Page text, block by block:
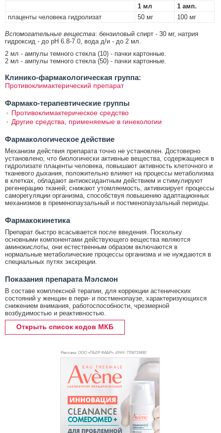
1 мл
1 амп.
плаценты человека гидролизат
50 мг 100 мг
Вспомогательные вещества: бензиловый спирт - 30 мг, натрия
гидроксид - до рН 6.8-7.0, вода д/и - до 2 мл.
2 мл - ампулы темного стекла (10) - пачки картонные.
2 мл - ампулы темного стекла (50) - пачки картонные.
Клинико-фармакологическая группа:
Противоклимактерический препарат
Фармако-терапевтические группы
Противоклимактерическое средство
Другие средства, применяемые в гинекологии
Фармакологическое действие
Механизм действия препарата точно не установлен. Достоверно
установлено, что биологически активные вещества, содержащиеся в
гидролизате плаценты человека, повышают активность клеточного и
тканевого дыхания, положительно влияют на процессы метаболизма
в клетках, обладают антиоксидантным действием и стимулируют
регенерацию тканей; снижают утомляемость, активизирует процессы
саморегуляции организма, способствуя повышению адаптационных
механизмов в пременопаузальный и постменопаузальный периоды.
Фармакокинетика
Препарат быстро всасывается после введения. Поскольку
основными компонентами действующего вещества являются
аминокислоты, они естественным образом включаются в
нормальные метаболические процессы организма и не нуждаются в
специальных путях экскреции.
Показания препарата Мэлсмон
В составе комплексной терапии, для коррекции астенических
состояний у женщин в пери- и постменопаузе, характеризующихся
снижением внимания, работоспособности, чрезмерной
возбудимостью и реактивностью.
Открыть список кодов МКБ
Реклама. ООО «ПЬЕР ФАБР», ИНН: 7704719490